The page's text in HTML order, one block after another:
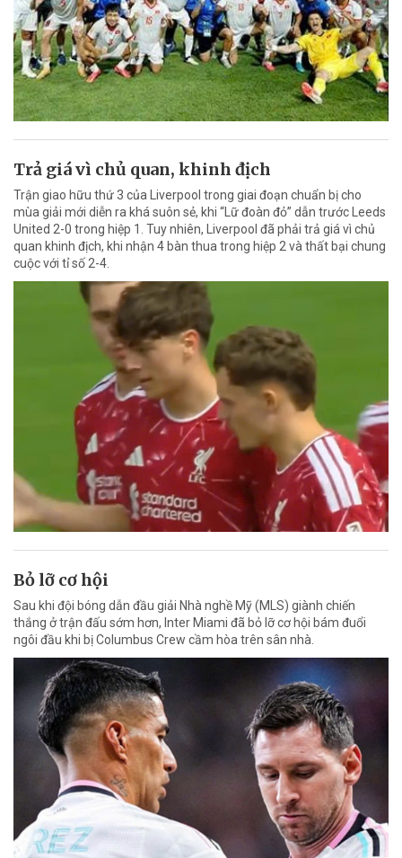
Trả giá vì chủ quan, khinh địch
Trận giao hữu thứ 3 của Liverpool trong giai đoạn chuẩn bị cho
mùa giải mới diễn ra khá suôn sẻ, khi “Lữ đoàn đỏ” dẫn trước Leeds
United 2-0 trong hiệp 1. Tuy nhiên, Liverpool đã phải trả giá vì chủ
quan khinh địch, khi nhận 4 bàn thua trong hiệp 2 và thất bại chung
cuộc với tỉ số 2-4.
Bỏ lỡ cơ hội
Sau khi đội bóng dẫn đầu giải Nhà nghề Mỹ (MLS) giành chiến
thắng ở trận đấu sớm hơn, Inter Miami đã bỏ lỡ cơ hội bám đuổi
ngôi đầu khi bị Columbus Crew cầm hòa trên sân nhà.